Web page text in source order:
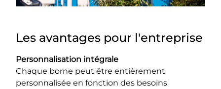
Les avantages pour l'entreprise
Personnalisation intégrale
Chaque borne peut être entièrement
personnalisée en fonction des besoins